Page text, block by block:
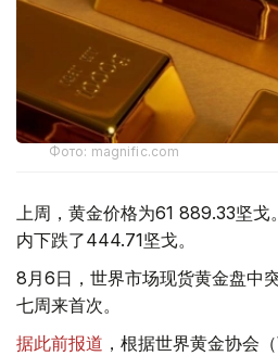
Фото: magnific.com
上周，黄金价格为61 889.33坚戈
内下跌了444.71坚戈。
8月6日，世界市场现货黄金盘中
七周来首次。
据此前报道 ，根据世界黄金协会